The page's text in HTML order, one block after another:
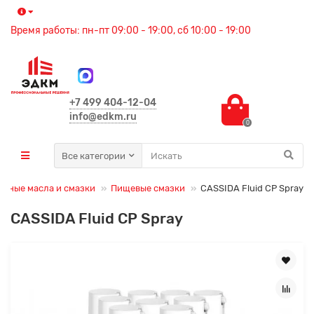
Время работы: пн-пт 09:00 - 19:00, сб 10:00 - 19:00
+7 499 404-12-04
info@edkm.ru
0
Все категории
масла и смазки Пищевые смазки CASSIDA Fluid CP Spray
CASSIDA Fluid CP Spray